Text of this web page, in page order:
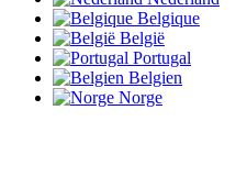
Belgique
België
Portugal
Belgien
Norge